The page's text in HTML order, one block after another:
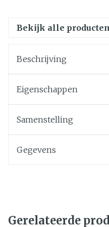
Bekijk alle
Beschrijving
Eigenschappen
Samenstelling
Gegevens
Gerelateerde